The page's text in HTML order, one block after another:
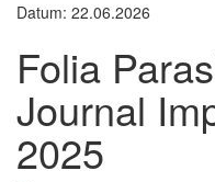
Datum: 22.06.2026
Folia
Journal
2025